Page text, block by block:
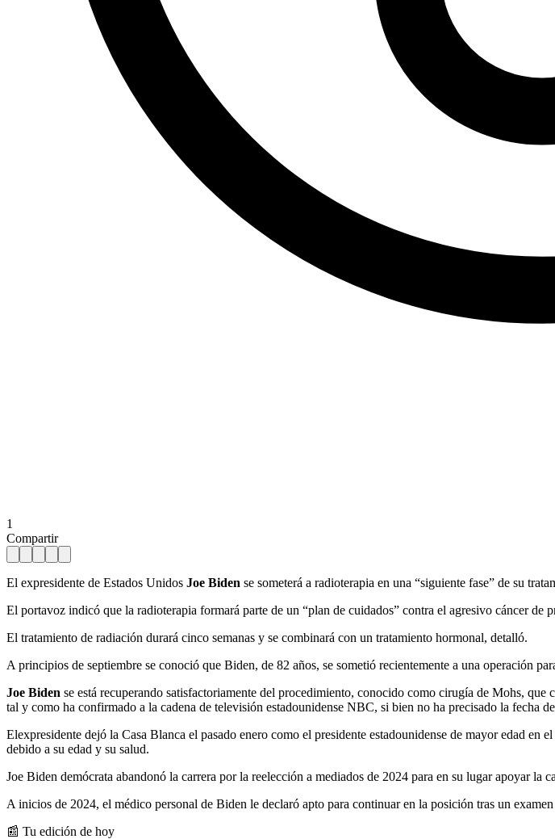
1
Compartir
El expresidente de Estados Unidos Joe Biden se someterá a radioterapia en una “siguiente fase” de su
El portavoz indicó que la radioterapia formará parte de un “plan de cuidados” contra el agresivo cáncer
El tratamiento de radiación durará cinco semanas y se combinará con un tratamiento hormonal, detalló.
A principios de septiembre se conoció que Biden, de 82 años, se sometió recientemente a una operación
Joe Biden se está recuperando satisfactoriamente del procedimiento, conocido como cirugía de Mohs,
tal y como ha confirmado a la cadena de televisión estadounidense NBC, si bien no ha precisado la fecha
Elexpresidente dejó la Casa Blanca el pasado enero como el presidente estadounidense de mayor edad
debido a su edad y su salud.
Joe Biden demócrata abandonó la carrera por la reelección a mediados de 2024 para en su lugar apoyar
A inicios de 2024, el médico personal de Biden le declaró apto para continuar en la posición tras un
📰 Tu edición de hoy